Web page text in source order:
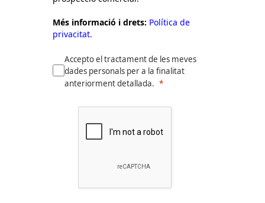
Més informació i drets: Política de
privacitat.
Accepto el tractament de les meves
dades personals per a la finalitat
anteriorment detallada.